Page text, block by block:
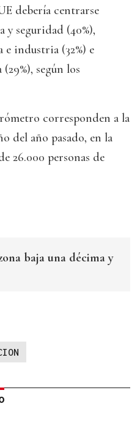
debería centrarse
y seguridad (40%),
industria (32%) e
según los
corresponden a la
del año pasado, en la
26.000 personas de
baja una décima y